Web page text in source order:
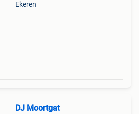
Ekeren
DJ Moortgat